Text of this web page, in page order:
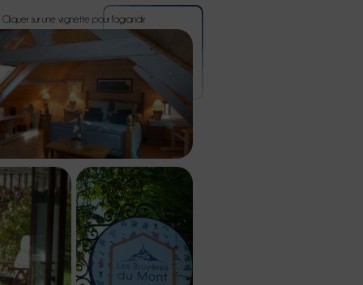
Cliquer sur une vignette pour l'agrandir